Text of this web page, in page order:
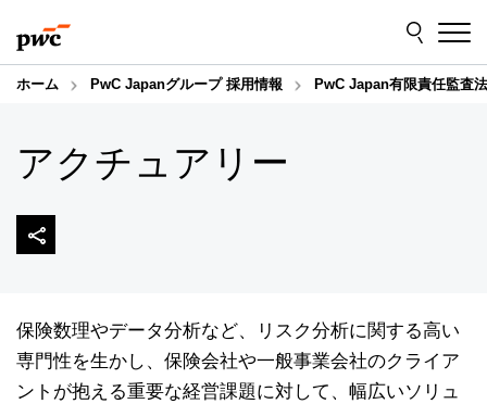
to
content
to
footer
ホーム PwC Japanグループ 採用情報 PwC Japan有限責任監査
アクチュアリー
保険数理やデータ分析など、リスク分析に関する高い
専門性を生かし、保険会社や一般事業会社のクライア
ントが抱える重要な経営課題に対して、幅広いソリュ